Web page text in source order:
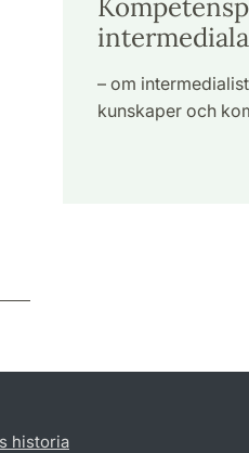
– om
kunskaper och
historia